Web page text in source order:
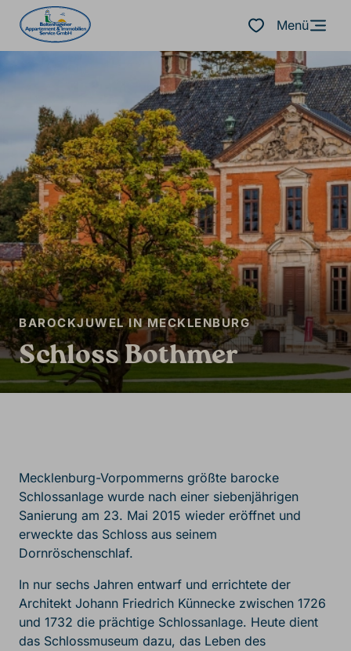
Menü
BAROCKJUWEL IN MECKLENBURG
Schloss Bothmer
Mecklenburg-Vorpommerns größte barocke
Schlossanlage wurde nach einer siebenjährigen
Sanierung am 23. Mai 2015 wieder eröffnet und
erweckte das Schloss aus seinem
Dornröschenschlaf.
In nur sechs Jahren entwarf und errichtete der
Architekt Johann Friedrich Künnecke zwischen 1726
und 1732 die prächtige Schlossanlage. Heute dient
das Schlossmuseum dazu, das Leben des